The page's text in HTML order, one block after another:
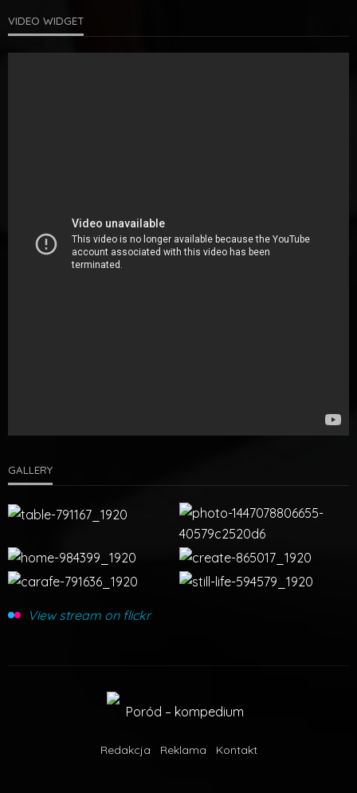
VIDEO WIDGET
GALLERY
View stream on flickr
Redakcja Reklama Kontakt